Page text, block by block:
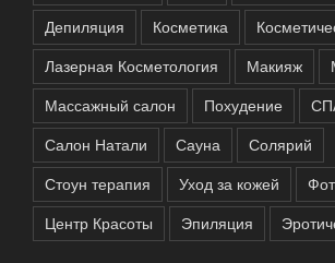
Депиляция
Косметика
Лазерная Косметология
Макияж
Массажный салон
Похудение
Салон Натали
Сауна
Солярий
Стоун терапия
Уход за кожей
Центр Красоты
Эпиляция